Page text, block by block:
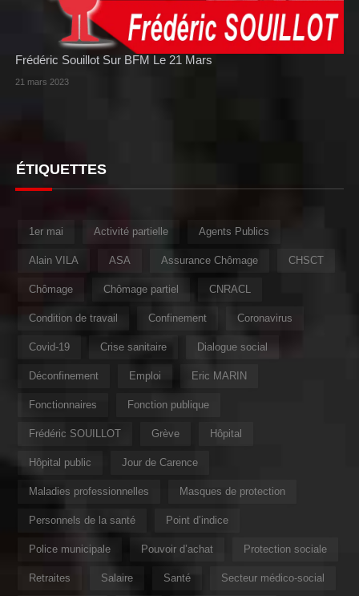
Frédéric Souillot Sur BFM Le 21 Mars
21 mars 2023
ÉTIQUETTES
1er mai Activité partielle Agents Publics
Alain VILA ASA Assurance Chômage CHSCT
Chômage Chômage partiel CNRACL
Condition de travail Confinement Coronavirus
Covid-19 Crise sanitaire Dialogue social
Déconfinement Emploi Eric MARIN
Fonctionnaires Fonction publique
Frédéric SOUILLOT Grève Hôpital
Hôpital public Jour de Carence
Maladies professionnelles Masques de protection
Personnels de la santé Point d’indice
Police municipale Pouvoir d’achat Protection sociale
Retraites Salaire Santé Secteur médico-social